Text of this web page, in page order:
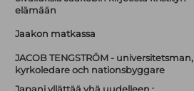
elämään
Jaakon matkassa
JACOB TENGSTRÖM - universitetsman,
kyrkoledare och nationsbyggare